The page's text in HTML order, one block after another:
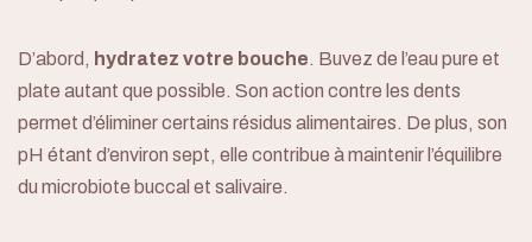
Services
Informations
D’abord, hydratez votre bouche. Buvez de l’eau pure et
plate autant que possible. Son action contre les dents
permet d’éliminer certains résidus alimentaires. De plus, son
pH étant d’environ sept, elle contribue à maintenir l’équilibre
du microbiote buccal et salivaire.